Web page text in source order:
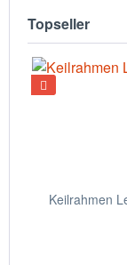
Topseller
Keilrahmen